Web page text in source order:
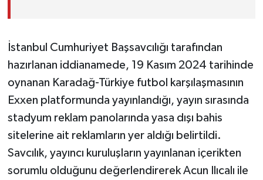
İstanbul Cumhuriyet Başsavcılığı tarafından
hazırlanan iddianamede, 19 Kasım 2024 tarihinde
oynanan Karadağ-Türkiye futbol karşılaşmasının
Exxen platformunda yayınlandığı, yayın sırasında
stadyum reklam panolarında yasa dışı bahis
sitelerine ait reklamların yer aldığı belirtildi.
Savcılık, yayıncı kuruluşların yayınlanan içerikten
sorumlu olduğunu değerlendirerek Acun Ilıcalı ile